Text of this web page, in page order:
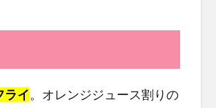
ライ。オレンジジュース割りの